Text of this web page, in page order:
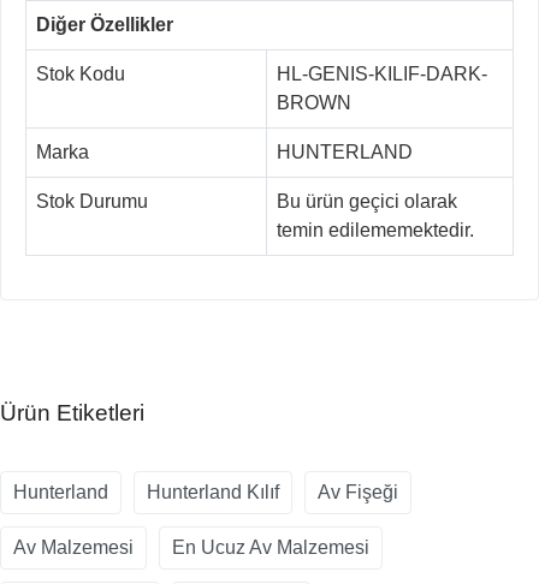
Diğer Özellikler
Stok Kodu
HL-GENIS-KILIF-DARK-
BROWN
Marka HUNTERLAND
Stok Durumu
Bu ürün geçici olarak
temin edilememektedir.
Ürün Etiketleri
Hunterland Hunterland Kılıf Av Fişeği
Av Malzemesi En Ucuz Av Malzemesi